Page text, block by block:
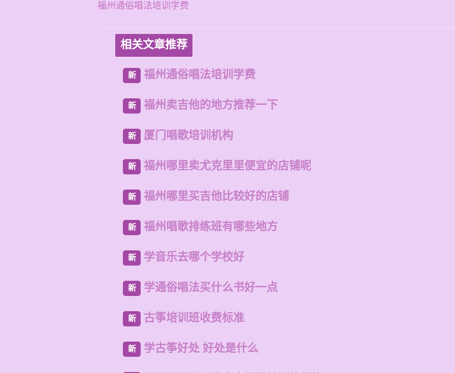
福州通俗唱法培训学费
相关文章推荐
新 福州通俗唱法培训学费
新 福州卖吉他的地方推荐一下
新 厦门唱歌培训机构
新 福州哪里卖尤克里里便宜的店铺呢
新 福州哪里买吉他比较好的店铺
新 福州唱歌排练班有哪些地方
新 学音乐去哪个学校好
新 学通俗唱法买什么书好一点
新 古筝培训班收费标准
新 学古筝好处 好处是什么